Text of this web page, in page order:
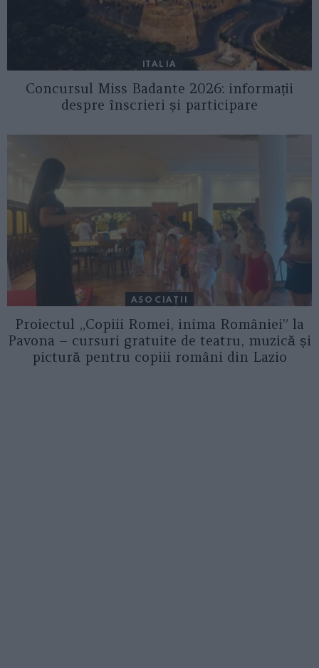
ITALIA
Concursul Miss Badante 2026: informații
despre înscrieri și participare
ASOCIAŢII
Proiectul „Copiii Romei, inima României” la
Pavona – cursuri gratuite de teatru, muzică și
pictură pentru copiii români din Lazio